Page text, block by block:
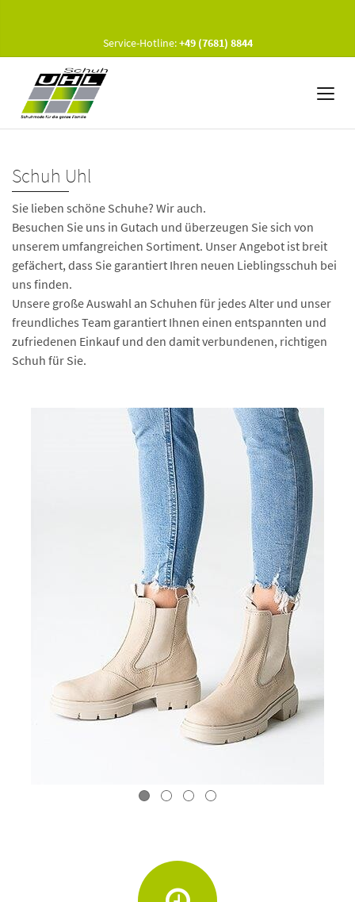
Service-Hotline:+49 (7681) 8844
Schuh Uhl
Sie lieben schöne Schuhe? Wir auch.
Besuchen Sie uns in Gutach und überzeugen Sie sich von
unserem umfangreichen Sortiment. Unser Angebot ist breit
gefächert, dass Sie garantiert Ihren neuen Lieblingsschuh bei
uns finden.
Unsere große Auswahl an Schuhen für jedes Alter und unser
freundliches Team garantiert Ihnen einen entspannten und
zufriedenen Einkauf und den damit verbundenen, richtigen
Schuh für Sie.